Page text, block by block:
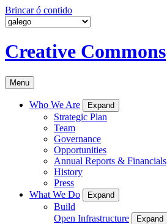
Brincar ó contido
Creative Commons
Menu
Who We Are Expand
Strategic Plan
Team
Governance
Opportunities
Annual Reports & Financials
History
Press
What We Do
Expand
Build
Open Infrastructure
Expand